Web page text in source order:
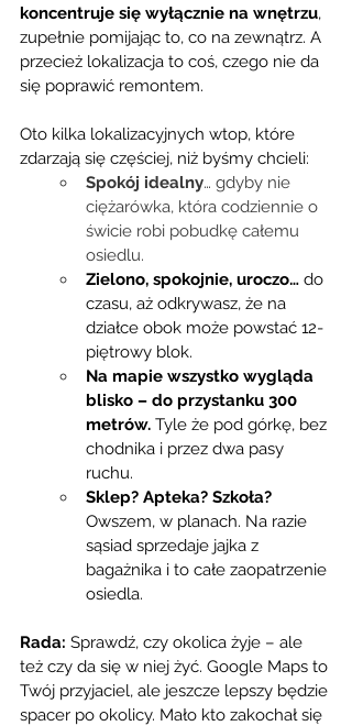
koncentruje się wyłącznie na wnętrzu,
zupełnie pomijając to, co na zewnątrz. A
przecież lokalizacja to coś, czego nie da
się poprawić remontem.
Oto kilka lokalizacyjnych wtop, które
zdarzają się częściej, niż byśmy chcieli:
Spokój idealny… gdyby nie
ciężarówka, która codziennie o
świcie robi pobudkę całemu
osiedlu.
Zielono, spokojnie, uroczo… do
czasu, aż odkrywasz, że na
działce obok może powstać 12-
piętrowy blok.
Na mapie wszystko wygląda
blisko – do przystanku 300
metrów. Tyle że pod górkę, bez
chodnika i przez dwa pasy
ruchu.
Sklep? Apteka? Szkoła?
Owszem, w planach. Na razie
sąsiad sprzedaje jajka z
bagażnika i to całe zaopatrzenie
osiedla.
Rada: Sprawdź, czy okolica żyje – ale
też czy da się w niej żyć. Google Maps to
Twój przyjaciel, ale jeszcze lepszy będzie
spacer po okolicy. Mało kto zakochał się